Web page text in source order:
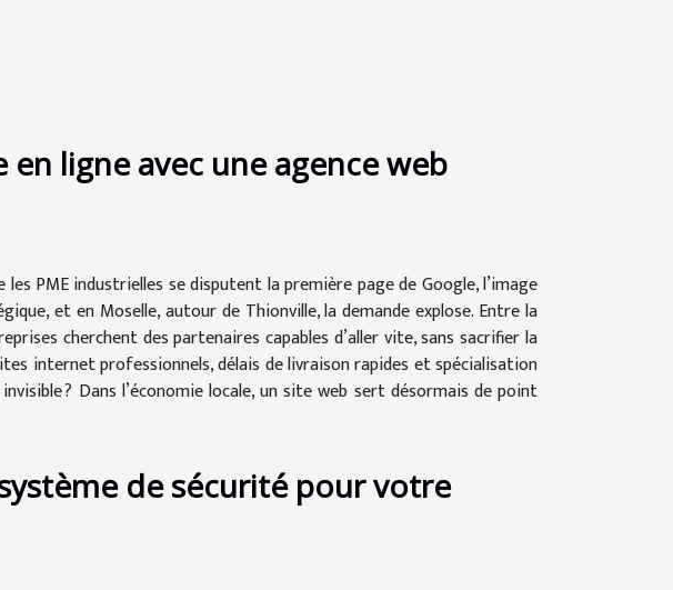
ligne avec une agence web
PME industrielles se disputent la première page de Google, l’image
et en Moselle, autour de Thionville, la demande explose. Entre la
cherchent des partenaires capables d’aller vite, sans sacrifier la
internet professionnels, délais de livraison rapides et spécialisation
? Dans l’économie locale, un site web sert désormais de point
de sécurité pour votre